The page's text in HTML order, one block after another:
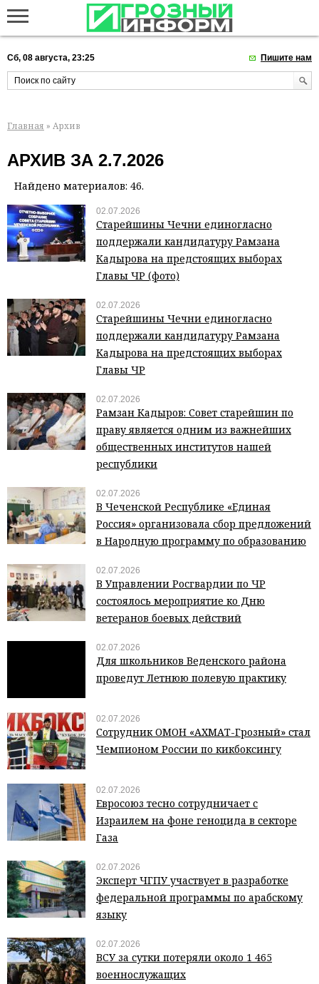
Сб, 08 августа, 23:25 Пишите нам
Главная » Архив
АРХИВ ЗА 2.7.2026
Найдено материалов: 46.
02.07.2026
Старейшины Чечни единогласно
поддержали кандидатуру Рамзана
Кадырова на предстоящих выборах
Главы ЧР (фото)
02.07.2026
Старейшины Чечни единогласно
поддержали кандидатуру Рамзана
Кадырова на предстоящих выборах
Главы ЧР
02.07.2026
Рамзан Кадыров: Совет старейшин по
праву является одним из важнейших
общественных институтов нашей
республики
02.07.2026
В Чеченской Республике «Единая
Россия» организовала сбор предложений
в Народную программу по образованию
02.07.2026
В Управлении Росгвардии по ЧР
состоялось мероприятие ко Дню
ветеранов боевых действий
02.07.2026
Для школьников Веденского района
проведут Летнюю полевую практику
02.07.2026
Сотрудник ОМОН «АХМАТ-Грозный» стал
Чемпионом России по кикбоксингу
02.07.2026
Евросоюз тесно сотрудничает с
Израилем на фоне геноцида в секторе
Газа
02.07.2026
Эксперт ЧГПУ участвует в разработке
федеральной программы по арабскому
языку
02.07.2026
ВСУ за сутки потеряли около 1 465
военнослужащих